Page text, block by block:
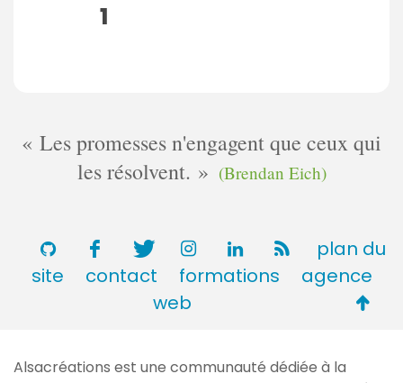
1
Les promesses n'engagent que ceux qui
les résolvent.
(Brendan Eich)
plan du
site
contact formations
agence
web
Alsacréations est une communauté dédiée à la